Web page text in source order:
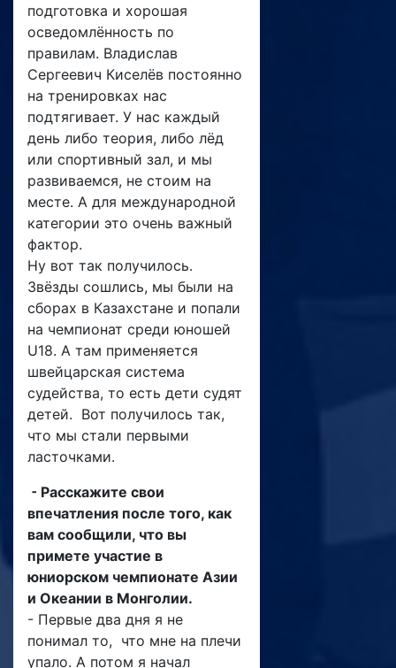
подготовка и хорошая
осведомлённость по
правилам. Владислав
Сергеевич Киселёв постоянно
на тренировках нас
подтягивает. У нас каждый
день либо теория, либо лёд
или спортивный зал, и мы
развиваемся, не стоим на
месте. А для международной
категории это очень важный
фактор.
Ну вот так получилось.
Звёзды сошлись, мы были на
сборах в Казахстане и попали
на чемпионат среди юношей
U18. А там применяется
швейцарская система
судейства, то есть дети судят
детей. Вот получилось так,
что мы стали первыми
ласточками.
⁃ Расскажите свои
впечатления после того, как
вам сообщили, что вы
примете участие в
юниорском чемпионате Азии
и Океании в Монголии.
- Первые два дня я не
понимал то, что мне на плечи
упало. А потом я начал